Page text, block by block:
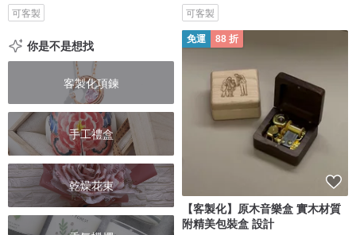
可客製 可客製
你是不是想找
客製化項鍊
手工禮盒
乾燥花束
免運 88 折
【客製化】原木音樂盒 實木材質
附精美包裝盒 設計